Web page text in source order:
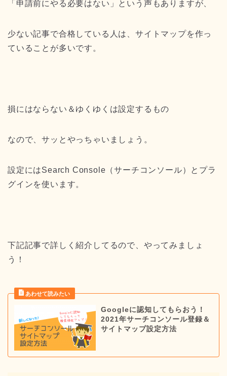
「申請前にやる必要はない」という声もありますが、
少ない記事で合格している人は、サイトマップを作っ
ていることが多いです。
損にはならない＆ゆくゆくは設定するもの
なので、サッとやっちゃいましょう。
設定にはSearch Console（サーチコンソール）とプラ
グインを使います。
下記記事で詳しく紹介してるので、やってみましょ
う！
Googleに認知してもらおう！
2021年サーチコンソール登録＆
サイトマップ設定方法